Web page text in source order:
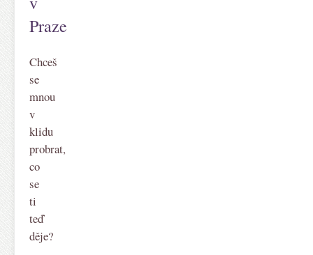
Praze
Chceš
se
mnou
v
klidu
probrat,
co
se
ti
teď
děje?